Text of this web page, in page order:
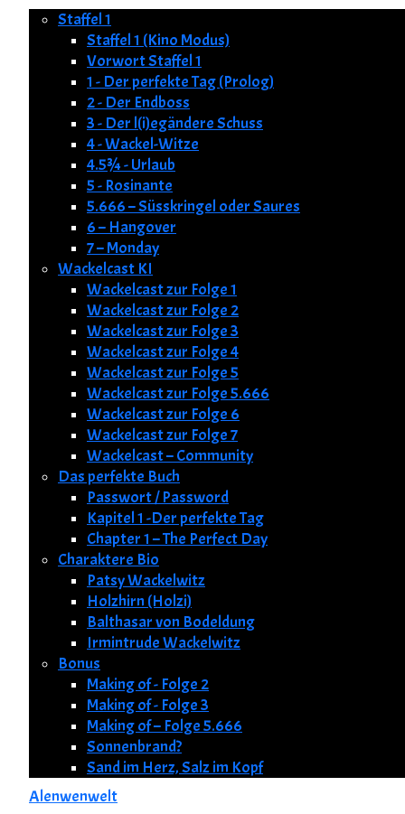
Staffel 1
Staffel 1 (Kino Modus)
Vorwort Staffel 1
1 - Der perfekte Tag (Prolog)
2 - Der Endboss
3 - Der l(i)egändere Schuss
4 - Wackel-Witze
4.5¾ - Urlaub
5 - Rosinante
5.666 – Süsskringel oder Saures
6 – Hangover
7 – Monday
Wackelcast KI
Wackelcast zur Folge 1
Wackelcast zur Folge 2
Wackelcast zur Folge 3
Wackelcast zur Folge 4
Wackelcast zur Folge 5
Wackelcast zur Folge 5.666
Wackelcast zur Folge 6
Wackelcast zur Folge 7
Wackelcast – Community
Das perfekte Buch
Passwort / Password
Kapitel 1 -Der perfekte Tag
Chapter 1 – The Perfect Day
Charaktere Bio
Patsy Wackelwitz
Holzhirn (Holzi)
Balthasar von Bodeldung
Irmintrude Wackelwitz
Bonus
Making of - Folge 2
Making of - Folge 3
Making of – Folge 5.666
Sonnenbrand?
Sand im Herz, Salz im Kopf
Alenwenwelt